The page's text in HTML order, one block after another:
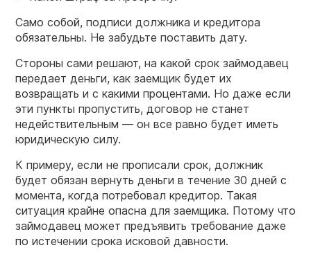
Само собой, подписи должника и кредитора
обязательны. Не забудьте поставить дату.
Стороны сами решают, на какой срок займодавец
передает деньги, как заемщик будет их
возвращать и с какими процентами. Но даже если
эти пункты пропустить, договор не станет
недействительным — он все равно будет иметь
юридическую силу.
К примеру, если не прописали срок, должник
будет обязан вернуть деньги в течение 30 дней с
момента, когда потребовал кредитор. Такая
ситуация крайне опасна для заемщика. Потому что
займодавец может предъявить требование даже
по истечении срока исковой давности.